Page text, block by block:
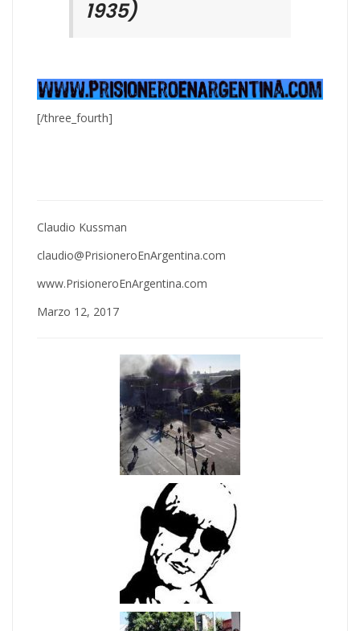
1935)
[/three_fourth]
Claudio Kussman
claudio@PrisioneroEnArgentina.com
www.PrisioneroEnArgentina.com
Marzo 12, 2017